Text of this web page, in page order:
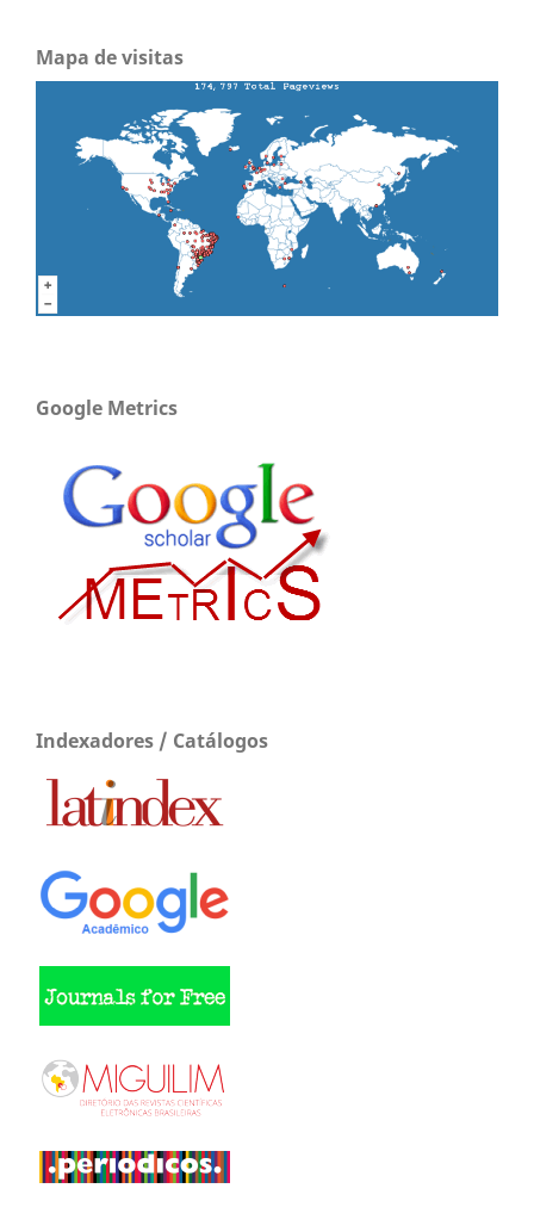
Mapa de visitas
Google Metrics
Indexadores / Catálogos